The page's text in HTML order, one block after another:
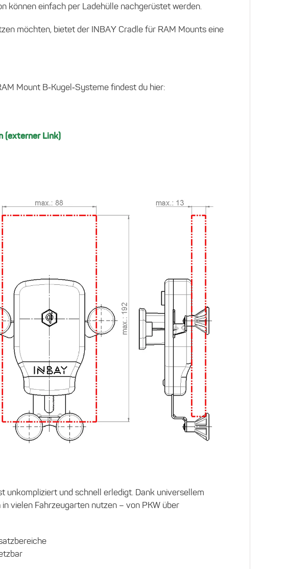
können einfach per Ladehülle nachgerüstet werden.
möchten, bietet der INBAY Cradle für RAM Mounts eine
Mount B‑Kugel‑Systeme findest du hier:
(externer Link)
unkompliziert und schnell erledigt. Dank universellem
vielen Fahrzeugarten nutzen – von PKW über